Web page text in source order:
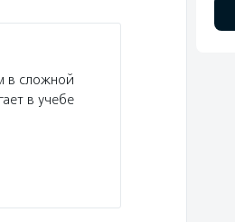
в сложной
в учебе